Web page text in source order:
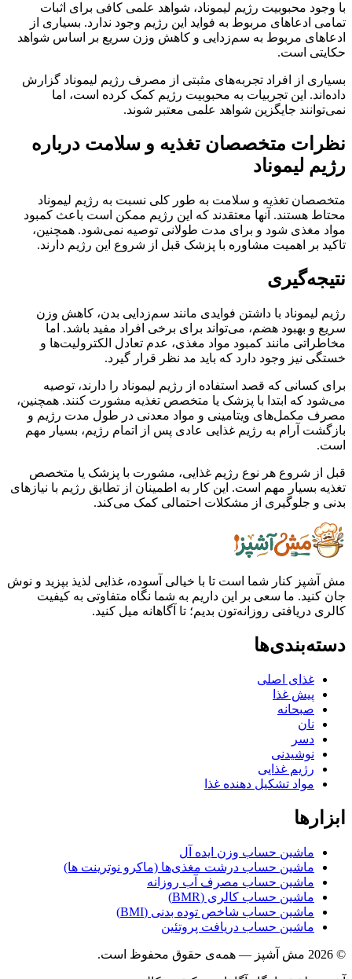
با وجود محبوبیت رژیم لیموناد، شواهد علمی کافی برای اثبات
تمامی ادعاهای مربوط به فواید این رژیم وجود ندارد. بسیاری از
ادعاهای مربوط به سم‌زدایی و کاهش وزن سریع بر اساس شواهد
حکایتی است.
بسیاری از افراد تجربه‌های مثبتی از مصرف رژیم لیموناد گزارش
داده‌اند. این تجربیات به محبوبیت رژیم کمک کرده است، اما
نمی‌توانند جایگزین شواهد علمی معتبر شوند.
نظرات متخصصان تغذیه و سلامت درباره
رژیم لیموناد
متخصصان تغذیه و سلامت به طور کلی نسبت به رژیم لیموناد
محتاط هستند. آنها معتقدند که این رژیم ممکن است باعث کمبود
مواد مغذی شود و برای مدت طولانی توصیه نمی‌شود. همچنین،
تاکید بر اهمیت مشاوره با پزشک قبل از شروع این رژیم دارند.
نتیجه‌گیری
رژیم لیموناد با داشتن فوایدی مانند سم‌زدایی بدن، کاهش وزن
سریع و بهبود هضم، می‌تواند برای برخی افراد مفید باشد. اما
مخاطراتی مانند کمبود مواد مغذی، عدم تعادل الکترولیت‌ها و
خستگی نیز وجود دارد که باید مد نظر قرار گیرد.
برای کسانی که قصد استفاده از رژیم لیموناد را دارند، توصیه
می‌شود که ابتدا با پزشک یا متخصص تغذیه مشورت کنند. همچنین،
مصرف مکمل‌های ویتامینی و مواد معدنی در طول مدت رژیم و
بازگشت آرام به رژیم غذایی عادی پس از اتمام رژیم، بسیار مهم
است.
قبل از شروع هر نوع رژیم غذایی، مشورت با پزشک یا متخصص
تغذیه بسیار مهم است. این کار به اطمینان از تطابق رژیم با نیازهای
بدنی و جلوگیری از مشکلات احتمالی کمک می‌کند.
مش آشپز کنار شما است تا با خیالی آسوده، غذایی لذیذ بپزید و نوش
جان کنید. ما سعی بر این داریم به شما نگاه متفاوتی به کیفیت
کالری دریافتی روزانه‌تون بدیم؛ تا آگاهانه میل کنید.
دسته‌بندی‌ها
غذای اصلی
پیش غذا
صبحانه
نان
دسر
نوشیدنی
رژیم غذایی
مواد تشکیل دهنده غذا
ابزارها
ماشین حساب وزن ایده آل
ماشین حساب درشت مغذی‌ها (ماکرو نوترینت ها)
ماشین حساب مصرف آب روزانه
ماشین حساب کالری (BMR)
ماشین حساب شاخص توده بدنی (BMI)
ماشین حساب دریافت پروتئین
© 2026 مش آشپز — همه‌ی حقوق محفوظ است.